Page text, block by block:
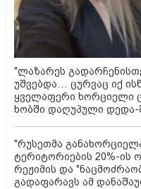
"ლაზარეს
უშვებდა… ცურვაც იქ
ყველაფერი ხორციელი
ხობში დაღუპული
"რუსეთმა
ტერიტორიების 20%-ის
რეჟიმის და
გადაფარავს ამ